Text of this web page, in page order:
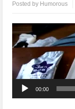
Posted by Humorous
Lecteur
vidéo
00:00